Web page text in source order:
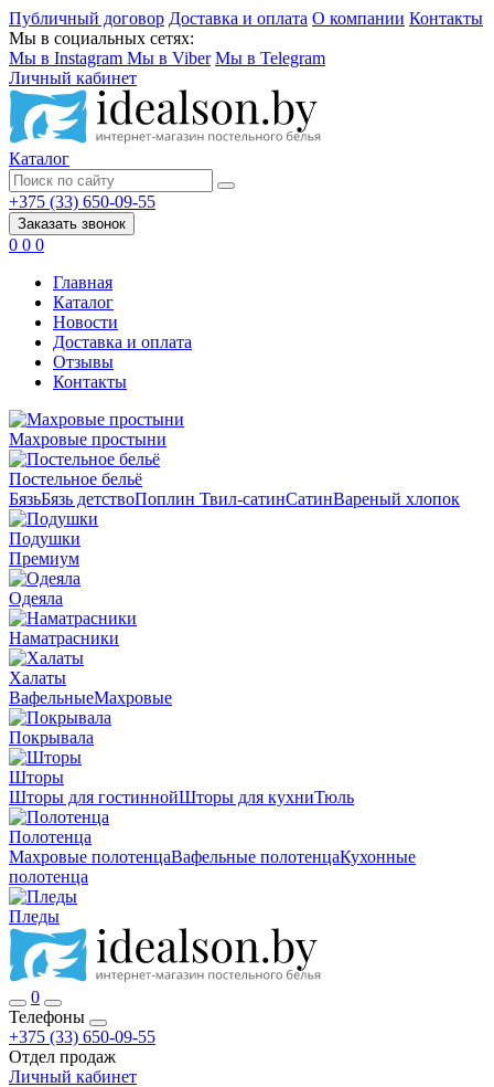
Публичный договор Доставка и оплата О компании Контакты
Мы в социальных сетях:
Мы в Instagram Мы в Viber Мы в Telegram
Личный кабинет
Каталог
+375 (33) 650-09-55
Заказать звонок
0 0 0
Главная
Каталог
Новости
Доставка и оплата
Отзывы
Контакты
Махровые простыни
Постельное бельё
БязьБязь детствоПоплин Твил-сатинСатинВареный хлопок
Подушки
Премиум
Одеяла
Наматрасники
Халаты
ВафельныеМахровые
Покрывала
Шторы
Шторы для гостиннойШторы для кухниТюль
Полотенца
Махровые полотенцаВафельные полотенцаКухонные
полотенца
Пледы
0
Телефоны
+375 (33) 650-09-55
Отдел продаж
Личный кабинет